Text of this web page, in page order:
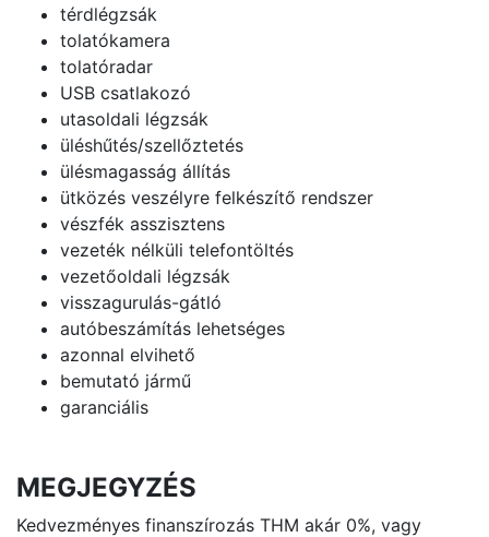
térdlégzsák
tolatókamera
tolatóradar
USB csatlakozó
utasoldali légzsák
üléshűtés/szellőztetés
ülésmagasság állítás
ütközés veszélyre felkészítő rendszer
vészfék asszisztens
vezeték nélküli telefontöltés
vezetőoldali légzsák
visszagurulás-gátló
autóbeszámítás lehetséges
azonnal elvihető
bemutató jármű
garanciális
MEGJEGYZÉS
Kedvezményes finanszírozás THM akár 0%, vagy